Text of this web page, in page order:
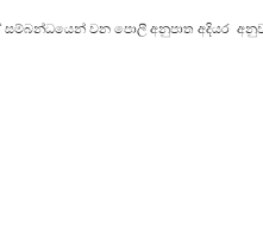
සම්බන්ධයෙන් වන පොලී අනුපාත අදියර